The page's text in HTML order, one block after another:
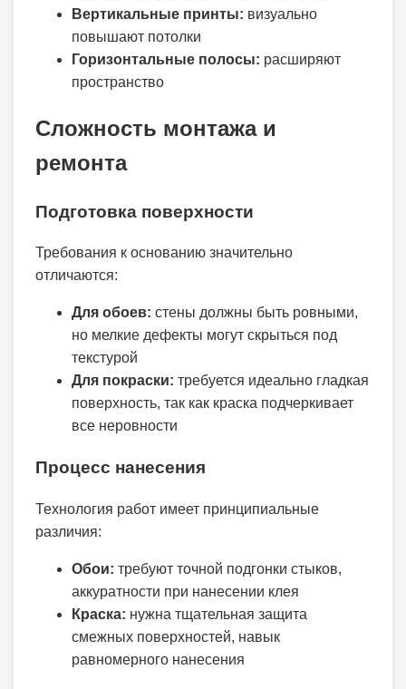
Вертикальные принты: визуально
повышают потолки
Горизонтальные полосы: расширяют
пространство
Сложность монтажа и
ремонта
Подготовка поверхности
Требования к основанию значительно
отличаются:
Для обоев: стены должны быть ровными,
но мелкие дефекты могут скрыться под
текстурой
Для покраски: требуется идеально гладкая
поверхность, так как краска подчеркивает
все неровности
Процесс нанесения
Технология работ имеет принципиальные
различия:
Обои: требуют точной подгонки стыков,
аккуратности при нанесении клея
Краска: нужна тщательная защита
смежных поверхностей, навык
равномерного нанесения